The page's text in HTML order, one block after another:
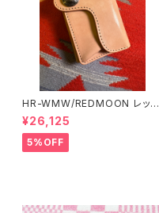
HR-WMW/REDMOON レッド
ムーン サドルレザーナチュラル
¥26,125
5%OFF